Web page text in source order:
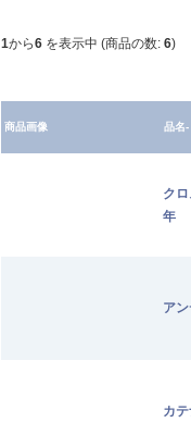
1から6 を表示中 (商品の数: 6)
商品画像 品名-
ク
年
ア
カ